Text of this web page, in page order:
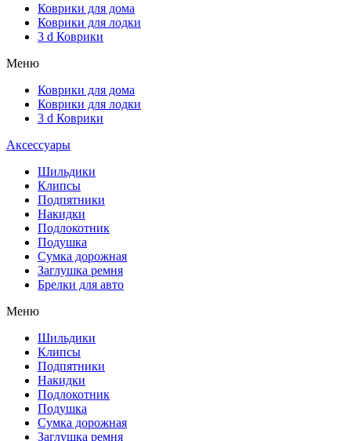
Коврики для дома
Коврики для лодки
3 d Коврики
Меню
Коврики для дома
Коврики для лодки
3 d Коврики
Аксессуары
Шильдики
Клипсы
Подпятники
Накидки
Подлокотник
Подушка
Сумка дорожная
Заглушка ремня
Брелки для авто
Меню
Шильдики
Клипсы
Подпятники
Накидки
Подлокотник
Подушка
Сумка дорожная
Заглушка ремня